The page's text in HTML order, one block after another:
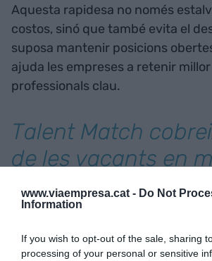
www.viaempresa.cat - Do Not
Information
If you wish to opt-out of the sale, sharing
processing of your personal or sensitive
Aquesta rapidesa no només
costos, sinó que també evita el
suposa mantenir posicions
ajuda les empreses a retenir
professionals clau.
Talent Match
de les vacants en
10 dies, molt per
mitjana del sector
Aquest èxit operacional ha